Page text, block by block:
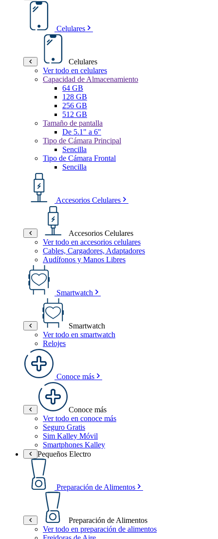
Celulares
Celulares
Ver todo en celulares
Capacidad de Almacenamiento
64 GB
128 GB
256 GB
512 GB
Tamaño de pantalla
De 5.1" a 6"
Tipo de Cámara Principal
Sencilla
Tipo de Cámara Frontal
Sencilla
Accesorios Celulares
Accesorios Celulares
Ver todo en accesorios celulares
Cables, Cargadores, Adaptadores
Audífonos y Manos Libres
Smartwatch
Smartwatch
Ver todo en smartwatch
Relojes
Conoce más
Conoce más
Ver todo en conoce más
Seguro Gratis
Sim Kalley Móvil
Smartphones Kalley
Pequeños Electro
Preparación de Alimentos
Preparación de Alimentos
Ver todo en preparación de alimentos